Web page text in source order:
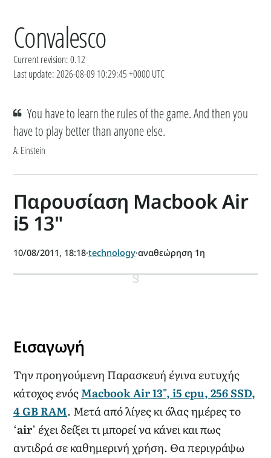
Convalesco
Current revision: 0.12
Last update: 2026-08-09 10:29:45 +0000 UTC
You have to learn the rules of the game. And then you
have to play better than anyone else.
A. Einstein
Παρουσίαση Macbook Air
i5 13"
10/08/2011, 18:18·technology·αναθεώρηση 1η
Εισαγωγή
Την προηγούμενη Παρασκευή έγινα ευτυχής
κάτοχος ενόςMacbook Air 13", i5 cpu, 256 SSD,
4 GB RAM. Μετά από λίγες κι όλας ημέρες το
‘air’ έχει δείξει τι μπορεί να κάνει και πως
αντιδρά σε καθημερινή χρήση. Θα περιγράψω